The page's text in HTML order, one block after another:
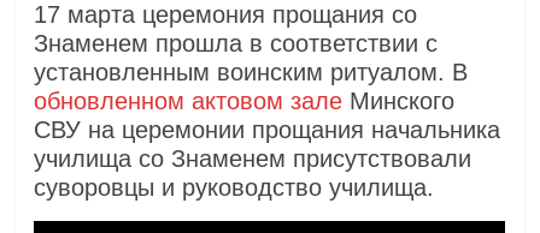
17 марта церемония прощания со
Знаменем прошла в соответствии с
установленным воинским ритуалом. В
обновленном актовом зале Минского
СВУ на церемонии прощания начальника
училища со Знаменем присутствовали
суворовцы и руководство училища.